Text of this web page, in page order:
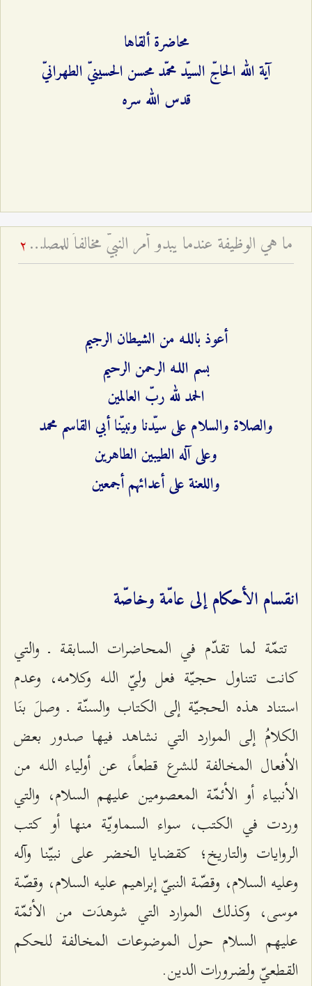
محاضرة ألقاها
آية الله الحاجّ السيّد محمّد محسن الحسينيّ الطهرانيّ
قدس الله سره
ما هي الوظيفة عندما يبدو أمر النبيّ مخالفاً للمصلحة؟ 2
أعوذ باللـه من الشيطان الرجيم
بسم اللـه الرحمن الرحيم
الحمد لله ربّ العالمين
والصلاة والسلام على سيّدنا ونبيّنا أبي القاسم محمد
وعلى آله الطيبين الطاهرين
واللعنة على أعدائهم أجمعين
انقسام الأحكام إلى عامّة وخاصّة
تتمّة لما تقدّم في المحاضرات السابقة ـ والتي
كانت تتناول حجيّة فعل وليّ اللـه وكلامه، وعدم
استناد هذه الحجيّة إلى الكتاب والسنّة ـ وصلَ بنَا
الكلامُ إلى الموارد التي نشاهد فيها صدور بعض
الأفعال المخالفة للشرع قطعاً، عن أولياء اللـه من
الأنبياء أو الأئمّة المعصومين عليهم السلام، والتي
وردت في الكتب، سواء السماويّة منها أو كتب
الروايات والتاريخ؛ كقضايا الخضر على نبيّنا وآله
وعليه السلام، وقصّة النبيّ إبراهيم عليه السلام، وقصّة
موسى، وكذلك الموارد التي شوهدَت من الأئمّة
عليهم السلام حول الموضوعات المخالفة للحكم
القطعيّ ولضرورات الدين.